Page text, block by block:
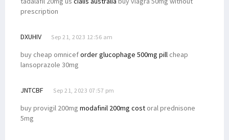
prescription
DXUHIV Sep 21, 2023 12:56 am
buy cheap omniceforder glucophage 500mg pill cheap
lansoprazole 30mg
JNTCBF Sep 21, 2023 07:57 pm
buy provigil 200mg modafinil 200mg cost oral prednisone
5mg